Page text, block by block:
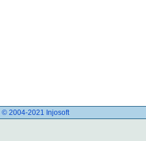
© 2004-2021 Injosoft